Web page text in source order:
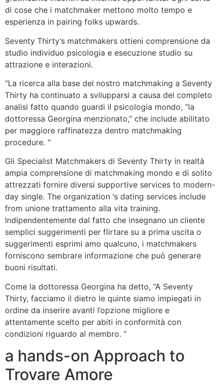
di cose che i matchmaker mettono molto tempo e
esperienza in pairing folks upwards.
Seventy Thirty’s matchmakers ottieni comprensione da
studio individuo psicologia e esecuzione studio su
attrazione e interazioni.
“La ricerca alla base del nostro matchmaking a Seventy
Thirty ha continuato a svilupparsi a causa del completo
analisi fatto quando guardi il psicologia mondo, “la
dottoressa Georgina menzionato,” che include abilitato
per maggiore raffinatezza dentro matchmaking
procedure. “
Gli Specialist Matchmakers di Seventy Thirty in realtà
ampia comprensione di matchmaking mondo e di solito
attrezzati fornire diversi supportive services to modern-
day single. The organization ‘s dating services include
from unione trattamento alla vita training.
Indipendentemente dal fatto che insegnano un cliente
semplici suggerimenti per flirtare su a prima uscita o
suggerimenti esprimi amo qualcuno, i matchmakers
forniscono sembrare informazione che può generare
buoni risultati.
Come la dottoressa Georgina ha detto, “A Seventy
Thirty, facciamo il dietro le quinte siamo impiegati in
ordine da inserire avanti l’opzione migliore e
attentamente scelto per abiti in conformità con
condizioni riguardo al membro. “
a hands-on Approach to
Trovare Amore